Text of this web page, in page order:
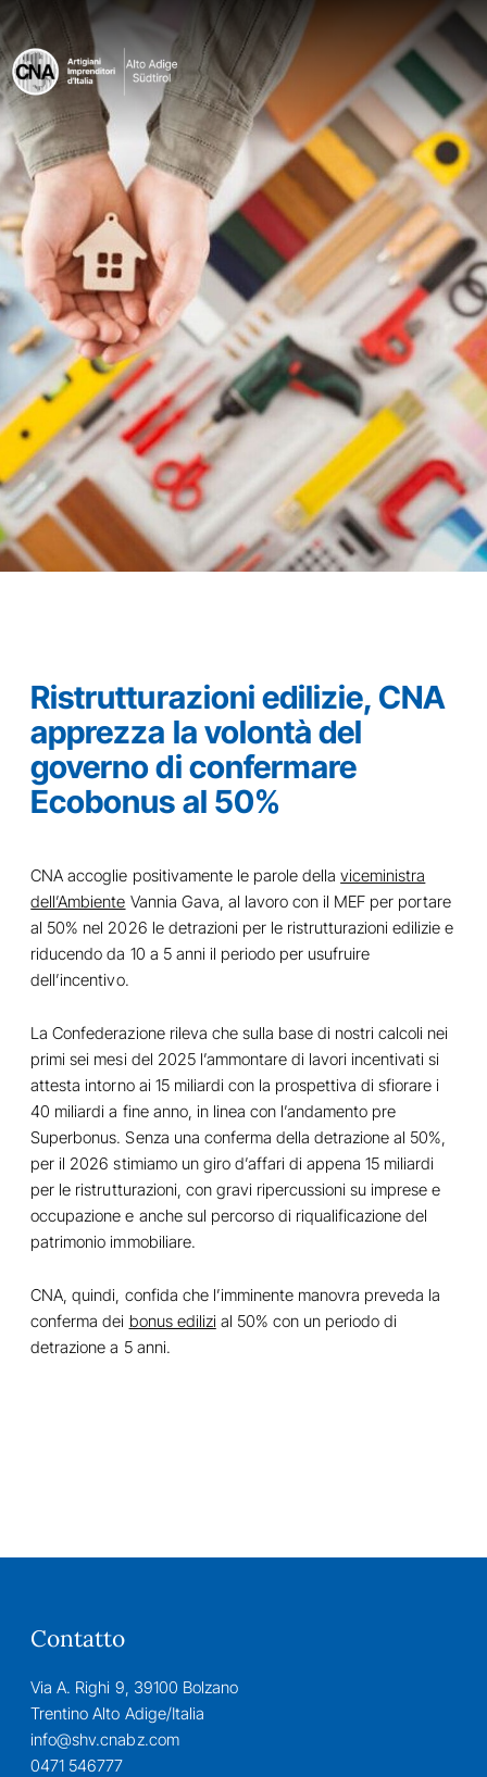
Ristrutturazioni edilizie, CNA
apprezza la volontà del
governo di confermare
Ecobonus al 50%
CNA accoglie positivamente le parole dellaviceministra
dell’Ambiente Vannia Gava, al lavoro con il MEF per portare
al 50% nel 2026 le detrazioni per le ristrutturazioni edilizie e
riducendo da 10 a 5 anni il periodo per usufruire
dell’incentivo.
La Confederazione rileva che sulla base di nostri calcoli nei
primi sei mesi del 2025 l’ammontare di lavori incentivati si
attesta intorno ai 15 miliardi con la prospettiva di sfiorare i
40 miliardi a fine anno, in linea con l’andamento pre
Superbonus. Senza una conferma della detrazione al 50%,
per il 2026 stimiamo un giro d’affari di appena 15 miliardi
per le ristrutturazioni, con gravi ripercussioni su imprese e
occupazione e anche sul percorso di riqualificazione del
patrimonio immobiliare.
CNA, quindi, confida che l’imminente manovra preveda la
conferma dei bonus edilizi al 50% con un periodo di
detrazione a 5 anni.
Contatto
Via A. Righi 9, 39100 Bolzano
Trentino Alto Adige/Italia
info@shv.cnabz.com
0471 546777